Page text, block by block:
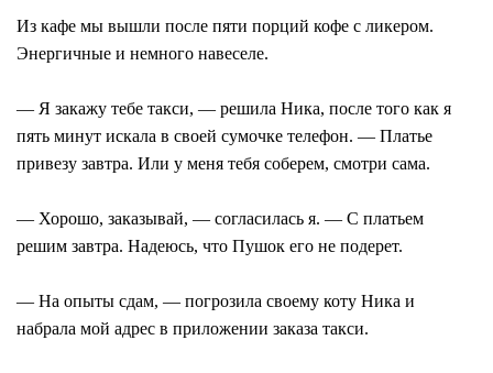
Из кафе мы вышли после пяти порций кофе с ликером.
Энергичные и немного навеселе.
— Я закажу тебе такси, — решила Ника, после того как я
пять минут искала в своей сумочке телефон. — Платье
привезу завтра. Или у меня тебя соберем, смотри сама.
— Хорошо, заказывай, — согласилась я. — С платьем
решим завтра. Надеюсь, что Пушок его не подерет.
— На опыты сдам, — погрозила своему коту Ника и
набрала мой адрес в приложении заказа такси.